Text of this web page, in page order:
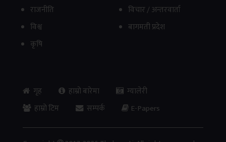
राजनीति
विश्व
कृषि
विचार / अन्तरवार्ता
बागमती प्रदेश
गृह हाम्रो बारेमा
ग्यालेरी
हाम्रो टिम
सम्पर्क E-Papers